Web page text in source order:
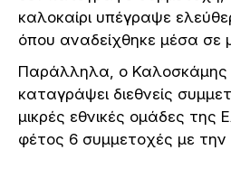
καλοκαίρι υπέγραψε
όπου αναδείχθηκε μέσα σε
Παράλληλα, ο Καλοσκάμης
καταγράψει διεθνείς
μικρές εθνικές ομάδες
φέτος 6 συμμετοχές με την